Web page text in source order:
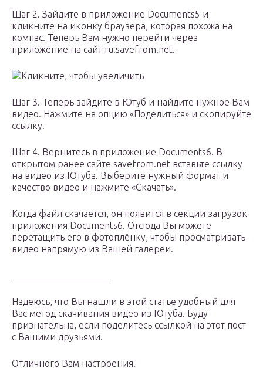
Шаг 2. Зайдите в приложение Documents5 и
кликните на иконку браузера, которая похожа на
компас. Теперь Вам нужно перейти через
приложение на сайт ru.savefrom.net.
Кликните, чтобы увеличить
Шаг 3. Теперь зайдите в Ютуб и найдите нужное Вам
видео. Нажмите на опцию «Поделиться» и скопируйте
ссылку.
Шаг 4. Вернитесь в приложение Documents6. В
открытом ранее сайте savefrom.net вставьте ссылку
на видео из Ютуба. Выберите нужный формат и
качество видео и нажмите «Скачать».
Когда файл скачается, он появится в секции загрузок
приложения Documents6. Отсюда Вы можете
перетащить его в фотоплёнку, чтобы просматривать
видео напрямую из Вашей галереи.
Надеюсь, что Вы нашли в этой статье удобный для
Вас метод скачивания видео из Ютуба. Буду
признательна, если поделитесь ссылкой на этот пост
с Вашими друзьями.
Отличного Вам настроения!